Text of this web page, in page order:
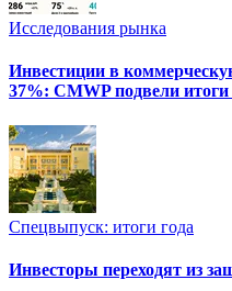
Исследования рынка
Инвестиции в
37%: CMWP подвели итоги
Спецвыпуск: итоги года
Инвесторы переходят из